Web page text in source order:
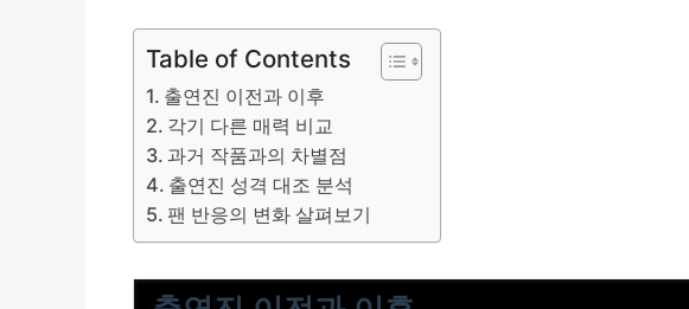
Table of Contents
출연진 이전과 이후
각기 다른 매력 비교
과거 작품과의 차별점
출연진 성격 대조 분석
팬 반응의 변화 살펴보기